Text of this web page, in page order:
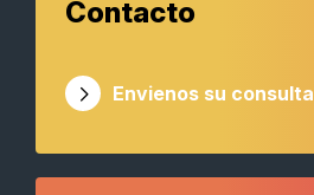
Contacto
Envienos su consulta